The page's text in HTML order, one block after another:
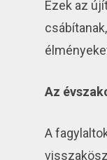
Ezek az
Az
A